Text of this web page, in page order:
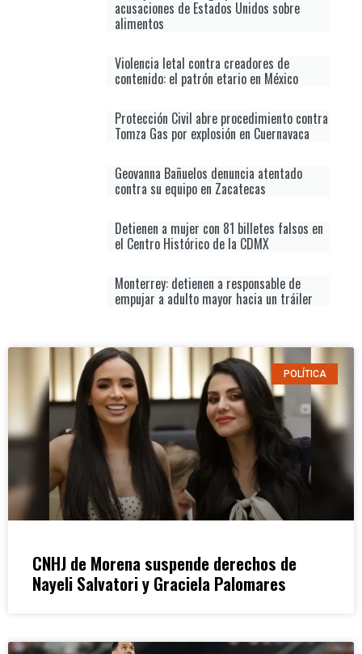
acusaciones de Estados Unidos sobre
alimentos
Violencia letal contra creadores de
contenido: el patrón etario en México
Protección Civil abre procedimiento contra
Tomza Gas por explosión en Cuernavaca
Geovanna Bañuelos denuncia atentado
contra su equipo en Zacatecas
Detienen a mujer con 81 billetes falsos en
el Centro Histórico de la CDMX
Monterrey: detienen a responsable de
empujar a adulto mayor hacia un tráiler
POLÍTICA
CNHJ de Morena suspende derechos de
Nayeli Salvatori y Graciela Palomares